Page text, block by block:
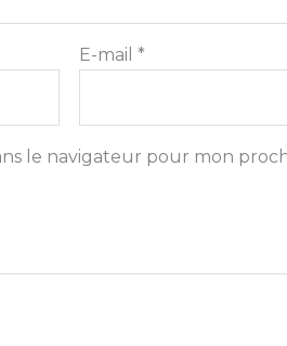
E-mail*
le navigateur pour mon